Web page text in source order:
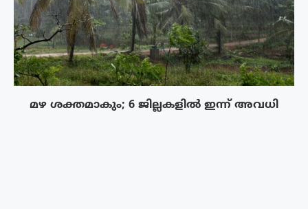
മഴ ശക്തമാകും; 6 ജില്ലകളിൽ ഇന്ന് അവധി